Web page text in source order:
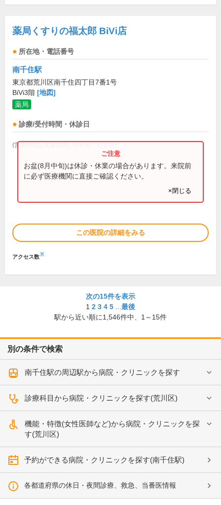
薬局くすりの福太郎 BiVi店
所在地・電話番号
南千住駅
東京都荒川区南千住四丁目7番1号
BiVi3階 [地図]
薬局
診療/受付時間・休診日
(営業時間は直接お問い合わせください)
お盆(8月中旬)は休診・休業の場合があります。来院前
に必ず医療機関に直接ご確認ください。
×閉じる
この医院の詳細をみる
アクセス数※
次の15件を表示
1 2 3 4 5
最後
駅から近い順に1,546件中、 1～15件
別の条件で検索
南千住駅の周辺駅から病院・クリニックを探す
診療科目から病院・クリニックを探す(荒川区)
機能・特徴(女性医師など)から病院・クリニックを探
す(荒川区)
予約ができる病院・クリニックを探す(南千住駅)
各都道府県の休日・夜間診療、救急、当番医情報